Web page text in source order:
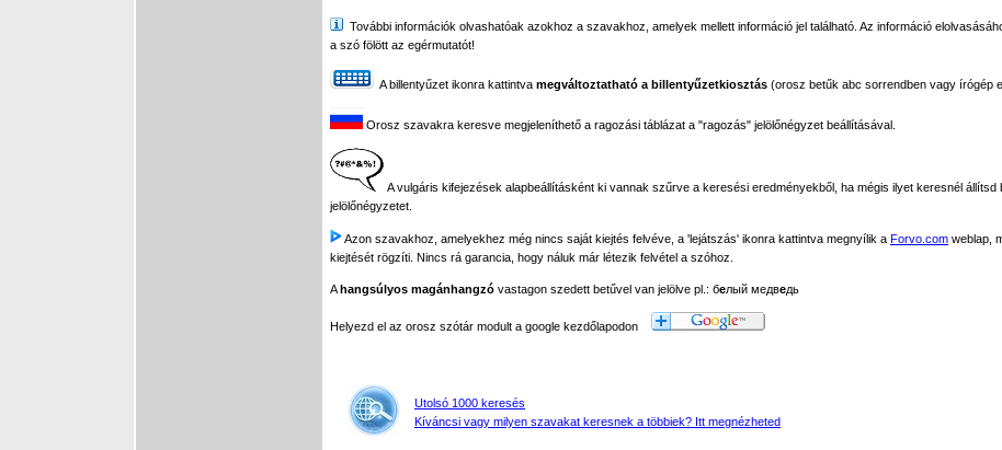
További információk olvashatóak azokhoz a szavakhoz, amelyek mellett információ jel található. Az információ
a szó fölött az egérmutatót!
A billentyűzet ikonra kattintva megváltoztatható a billentyűzetkiosztás (orosz betűk abc sorrendben vagy írógép
Orosz szavakra keresve megjeleníthető a ragozási táblázat a "ragozás" jelölőnégyzet beállításával.
A vulgáris kifejezések alapbeállításként ki vannak szűrve a keresési eredményekből, ha mégis ilyet keresnél állítsd
jelölőnégyzetet.
Azon szavakhoz, amelyekhez még nincs saját kiejtés felvéve, a 'lejátszás' ikonra kattintva megnyílik a Forvo.com weblap,
kiejtését rögzíti. Nincs rá garancia, hogy náluk már létezik felvétel a szóhoz.
Ahangsúlyos magánhangzó vastagon szedett betűvel van jelölve pl.: белый медведь
Helyezd el az orosz szótár modult a google kezdőlapodon
Utolsó 1000 keresés
Kíváncsi vagy milyen szavakat keresnek a többiek? Itt megnézheted